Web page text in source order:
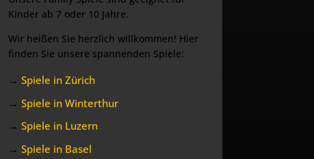
Kinder ab 7 oder 10 Jahre.
Wir heißen Sie herzlich willkommen! Hier
finden Sie unsere spannenden Spiele:
→ Spiele in Zürich
→ Spiele in Winterthur
→ Spiele in Luzern
→ Spiele in Basel